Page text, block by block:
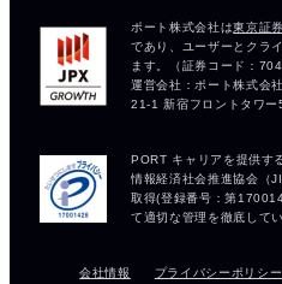
会社情報 プライバシーポリシー